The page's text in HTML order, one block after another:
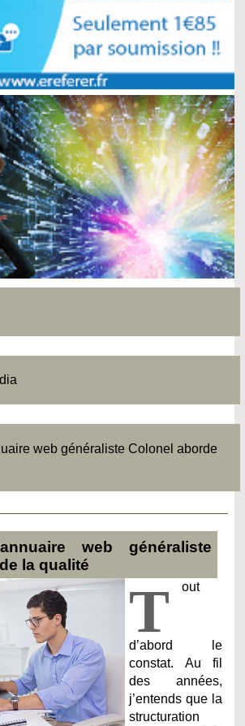
web généraliste Colonel aborde
web généraliste
la qualité
T out
d’abord le
constat. Au fil
des années,
j’entends que la
structuration